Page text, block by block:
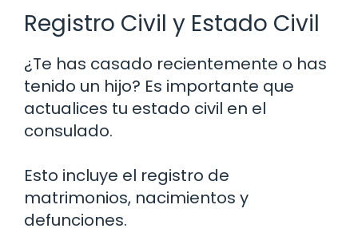
Registro Civil y Estado Civil
¿Te has casado recientemente o has
tenido un hijo? Es importante que
actualices tu estado civil en el
consulado.
Esto incluye el registro de
matrimonios, nacimientos y
defunciones.